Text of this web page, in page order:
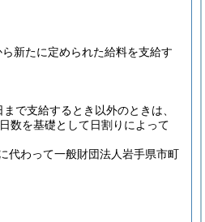
新たに定められた給料を支給す
で支給するとき以外のときは、
数を基礎として日割りによって
代わって一般財団法人岩手県市町